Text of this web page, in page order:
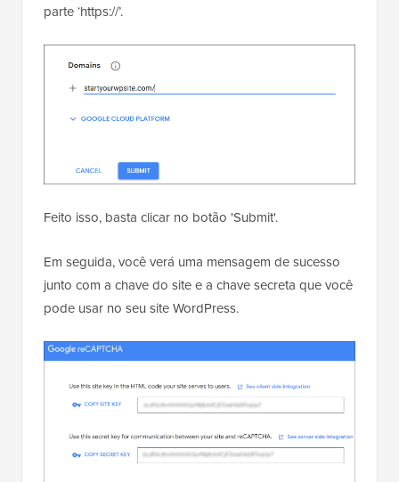
parte ‘https://’.
Feito isso, basta clicar no botão 'Submit'.
Em seguida, você verá uma mensagem de sucesso
junto com a chave do site e a chave secreta que você
pode usar no seu site WordPress.